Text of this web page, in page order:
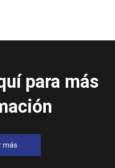
para más
más